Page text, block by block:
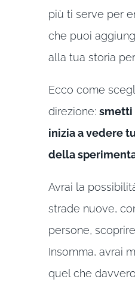
più ti serve per
che puoi
alla tua storia
Ecco come
direzione: smetti
inizia a vedere
della
Avrai la
strade nuove,
persone,
Insomma, avrai
quel che